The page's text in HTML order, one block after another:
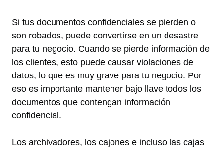
Si tus documentos confidenciales se pierden o
son robados, puede convertirse en un desastre
para tu negocio. Cuando se pierde información de
los clientes, esto puede causar violaciones de
datos, lo que es muy grave para tu negocio. Por
eso es importante mantener bajo llave todos los
documentos que contengan información
confidencial.
Los archivadores, los cajones e incluso las cajas